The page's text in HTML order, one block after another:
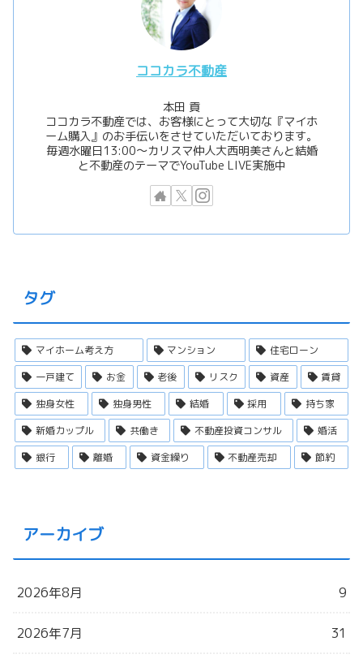
ココカラ不動産
本田 貢
ココカラ不動産では、お客様にとって大切な『マイホ
ーム購入』のお手伝いをさせていただいております。
毎週水曜日13:00〜カリスマ仲人大西明美さんと結婚
と不動産のテーマでYouTube LIVE実施中
タグ
マイホーム考え方 マンション
住宅ローン
一戸建て
お金 老後 リスク 資産
賃貸
独身女性
独身男性 結婚 採用
持ち家
新婚カップル
共働き 不動産投資コンサル
婚活
銀行
離婚 資金繰り 不動産売却 節約
アーカイブ
2026年8月 9
2026年7月 31